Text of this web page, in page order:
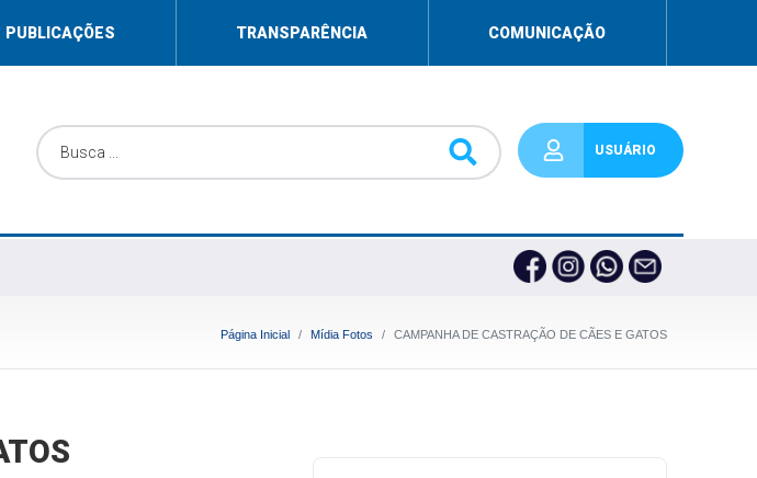
PUBLICAÇÕES TRANSPARÊNCIA COMUNICAÇÃO
USUÁRIO
Página Inicial Mídia Fotos CAMPANHA DE CASTRAÇÃO DE CÃES E GATOS